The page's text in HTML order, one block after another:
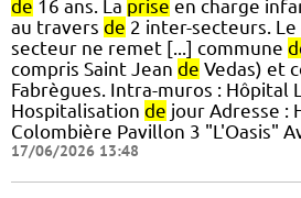
de 16 ans. La prise en charge
au travers de 2 inter-secteurs.
secteur ne remet [...] commune
compris Saint Jean de Vedas) et
Fabrègues. Intra-muros : Hôpital
Hospitalisation de jour Adresse :
Colombière Pavillon 3 "L'Oasis"
17/06/2026 13:48